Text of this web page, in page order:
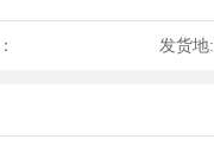
发货地: